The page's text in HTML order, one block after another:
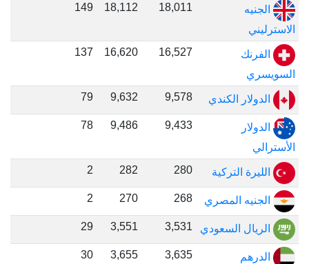
الجنيه
الاسترليني
18,011
18,112
149
الفرنك
السويسري
16,527
16,620
137
الدولار الكندي 9,578
9,632
79
الدولار
الأسترالي
9,433
9,486
78
الليرة التركية 280
282
2
الجنيه المصري 268
270
2
الريال السعودي 3,531
3,551
29
الدرهم
3,635
3,655
30